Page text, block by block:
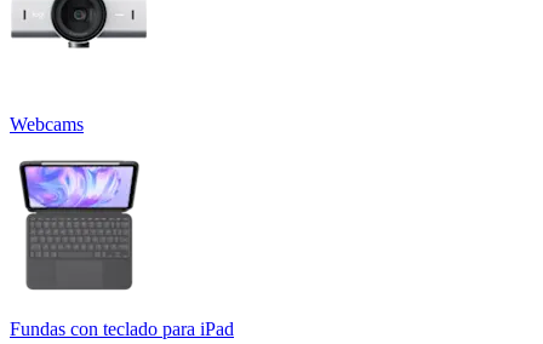
Webcams
Fundas con teclado para iPad